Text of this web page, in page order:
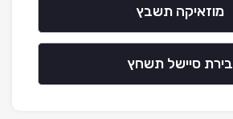
מוזאיקה תשבץ
בירת סיישל תשחץ